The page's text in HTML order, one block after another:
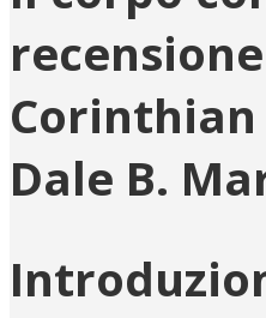
Corinthian
Dale B.